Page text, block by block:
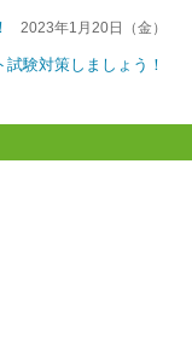
2023年1月20日（金）
験対策しましょう！